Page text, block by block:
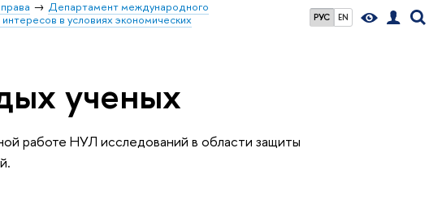
РУС EN
Департамент международного
в условиях экономических
ученых
работе НУЛ исследований в области защиты